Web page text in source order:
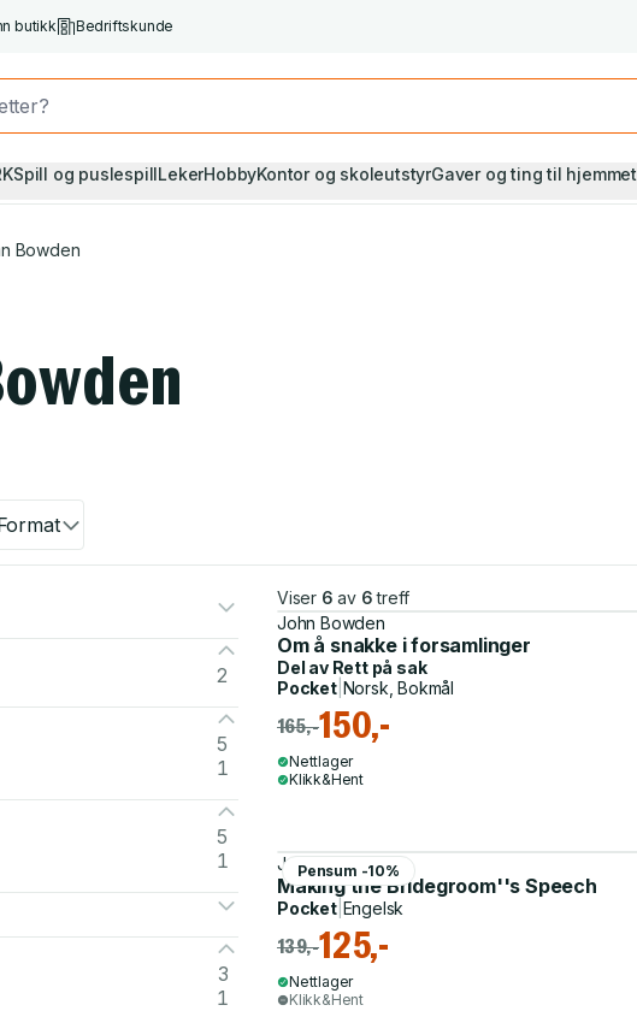
butikk Bedriftskunde
Spill og puslespillLekerHobbyKontor og skoleutstyrGaver og ting til hjemmet
Bowden
2
5
1
5
1
3
1
Viser 6 av 6 treff
John Bowden
Om å snakke i forsamlinger
Del av Rett på sak
Pocket| Norsk, Bokmål
165,-150,-
Nettlager
Klikk&Hent
Pensum -10%
John Bowden
Making the Bridegroom''s Speech
Pocket| Engelsk
139,-125,-
Nettlager
Klikk&Hent